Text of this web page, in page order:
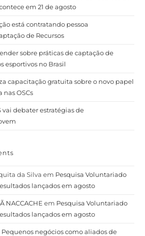
em 21 de agosto
está contratando pessoa
de Recursos
sobre práticas de captação de
esportivos no Brasil
capacitação gratuita sobre o novo papel
nas OSCs
vai debater estratégias de
da Silva em Pesquisa Voluntariado
lançados em agosto
NACCACHE em Pesquisa Voluntariado
lançados em agosto
Pequenos negócios como aliados de